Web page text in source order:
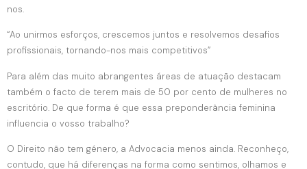
nos.
“Ao unirmos esforços, crescemos juntos e resolvemos desafios
profissionais, tornando-nos mais competitivos”
Para além das muito abrangentes áreas de atuação destacam
também o facto de terem mais de 50 por cento de mulheres no
escritório. De que forma é que essa preponderância feminina
influencia o vosso trabalho?
O Direito não tem género, a Advocacia menos ainda. Reconheço,
contudo, que há diferenças na forma como sentimos, olhamos e